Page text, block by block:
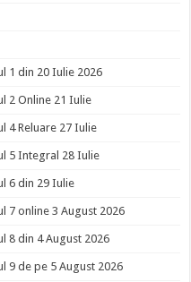
1 din 20 Iulie 2026
2 Online 21 Iulie
4 Reluare 27 Iulie
5 Integral 28 Iulie
6 din 29 Iulie
7 online 3 August 2026
8 din 4 August 2026
9 de pe 5 August 2026